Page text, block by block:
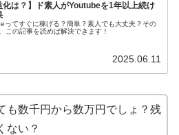
化は？】ド素人がYoutubeを1年以上続け
ってすぐに稼げる？簡単？素人でも大丈夫？その
この記事を読めば解決できます！
2025.06.11
も数千円から数万円でしょ？残
ない？